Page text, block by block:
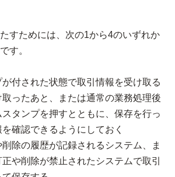
すためには、次の1から4のいずれか
す。
付された状態で取引情報を受け取る
ったあと、または通常の業務処理後
タンプを押すとともに、保存を行っ
確認できるようにしておく
除の履歴が記録されるシステム、ま
や削除が禁止されたシステムで取引